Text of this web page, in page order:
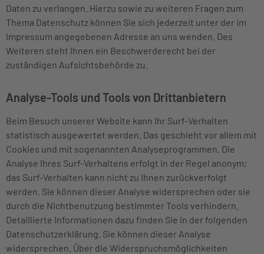
Daten zu verlangen. Hierzu sowie zu weiteren Fragen zum
Thema Datenschutz können Sie sich jederzeit unter der im
Impressum angegebenen Adresse an uns wenden. Des
Weiteren steht Ihnen ein Beschwerderecht bei der
zuständigen Aufsichtsbehörde zu.
Analyse-Tools und Tools von Drittanbietern
Beim Besuch unserer Website kann Ihr Surf-Verhalten
statistisch ausgewertet werden. Das geschieht vor allem mit
Cookies und mit sogenannten Analyseprogrammen. Die
Analyse Ihres Surf-Verhaltens erfolgt in der Regel anonym;
das Surf-Verhalten kann nicht zu Ihnen zurückverfolgt
werden. Sie können dieser Analyse widersprechen oder sie
durch die Nichtbenutzung bestimmter Tools verhindern.
Detaillierte Informationen dazu finden Sie in der folgenden
Datenschutzerklärung. Sie können dieser Analyse
widersprechen. Über die Widerspruchsmöglichkeiten